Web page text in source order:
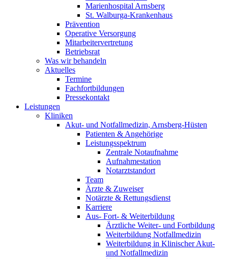
Marienhospital Arnsberg
St. Walburga-Krankenhaus
Prävention
Operative Versorgung
Mitarbeitervertretung
Betriebsrat
Was wir behandeln
Aktuelles
Termine
Fachfortbildungen
Pressekontakt
Leistungen
Kliniken
Akut- und Notfallmedizin, Arnsberg-Hüsten
Patienten & Angehörige
Leistungsspektrum
Zentrale Notaufnahme
Aufnahmestation
Notarztstandort
Team
Ärzte & Zuweiser
Notärzte & Rettungsdienst
Karriere
Aus- Fort- & Weiterbildung
Ärztliche Weiter- und Fortbildung
Weiterbildung Notfallmedizin
Weiterbildung in Klinischer Akut-
und Notfallmedizin